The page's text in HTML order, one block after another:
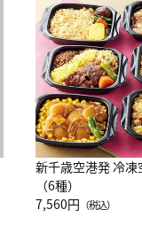
新千歳空港発 冷凍
（6種）
7,560円 （税込）